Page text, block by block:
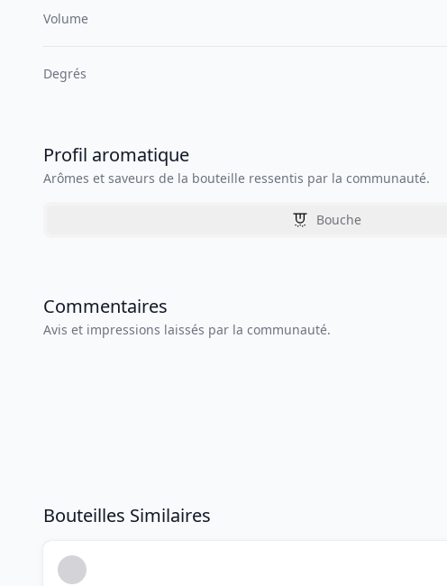
Volume
Degrés
Profil aromatique
Arômes et saveurs de la bouteille ressentis par la communauté.
Bouche
Commentaires
Avis et impressions laissés par la communauté.
Bouteilles Similaires